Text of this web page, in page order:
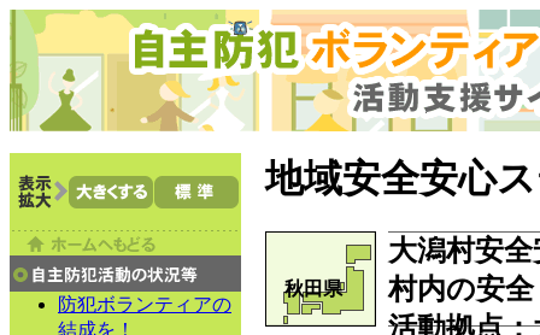
防犯ボランティアの
結成を！
地域安全安心
秋田県
大潟村安
村内の安
活動拠点：